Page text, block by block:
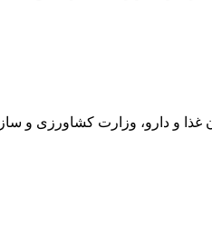
غذا و دارو، وزارت کشاورزی و